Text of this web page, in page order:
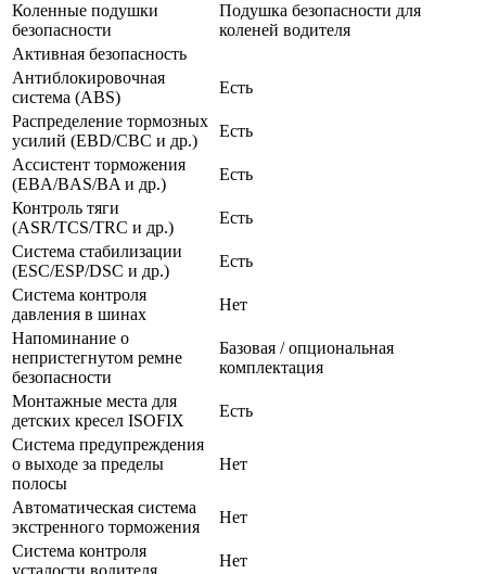
Коленные подушки
безопасности
Подушка безопасности для
коленей водителя
Активная безопасность
Антиблокировочная
система (ABS)
Есть
Распределение тормозных
усилий (EBD/CBC и др.)
Есть
Ассистент торможения
(EBA/BAS/BA и др.)
Есть
Контроль тяги
(ASR/TCS/TRC и др.)
Есть
Система стабилизации
(ESC/ESP/DSC и др.)
Есть
Система контроля
давления в шинах
Нет
Напоминание о
непристегнутом ремне
безопасности
Базовая / опциональная
комплектация
Монтажные места для
детских кресел ISOFIX
Есть
Система предупреждения
о выходе за пределы
полосы
Нет
Автоматическая система
экстренного торможения
Нет
Система контроля
усталости водителя
Нет